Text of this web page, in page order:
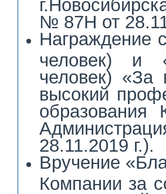
№ 87Н от
Награждение
человек) и
человек) «За
высокий
образования
28.11.2019 г.).
Вручение
Компании за